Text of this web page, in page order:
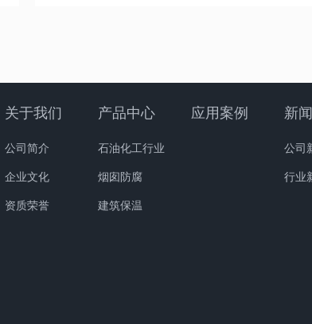
关于我们
公司简介
企业文化
资质荣誉
产品中心
石油化工行业
烟囱防腐
建筑保温
应用案例 新
公司
行业